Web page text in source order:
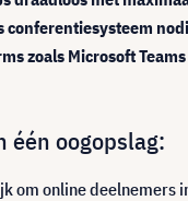
conferentiesysteem
zoals Microsoft Teams
één oogopslag:
om online deelnemers